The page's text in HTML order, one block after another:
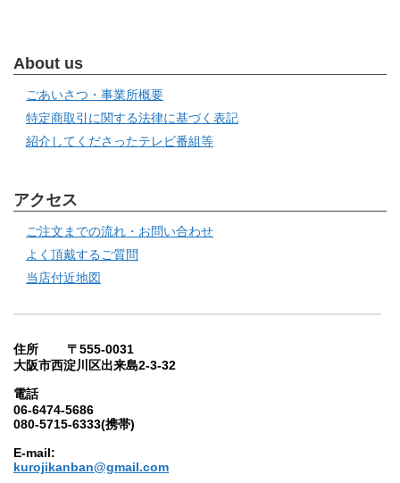
About us
ごあいさつ・事業所概要
特定商取引に関する法律に基づく表記
紹介してくださったテレビ番組等
アクセス
ご注文までの流れ・お問い合わせ
よく頂戴するご質問
当店付近地図
住所 〒555-0031
大阪市西淀川区出来島2-3-32
電話
06-6474-5686
080-5715-6333(携帯)
E-mail:
kurojikanban@gmail.com